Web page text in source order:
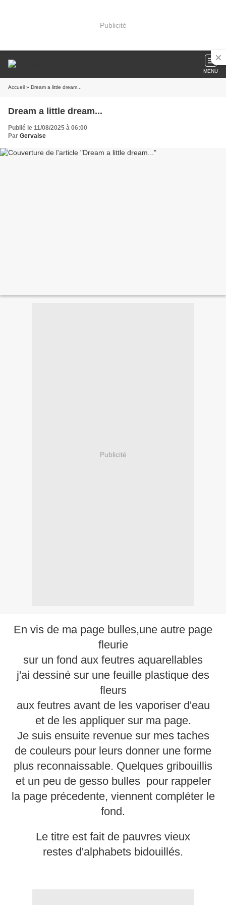
Publicité
MENU
Accueil » Dream a little dream...
Dream a little dream...
Publié le 11/08/2025 à 06:00
Par Gervaise
Publicité
En vis de ma page bulles,une autre page
fleurie
sur un fond aux feutres aquarellables
j'ai dessiné sur une feuille plastique des
fleurs
aux feutres avant de les vaporiser d'eau
et de les appliquer sur ma page.
Je suis ensuite revenue sur mes taches
de couleurs pour leurs donner une forme
plus reconnaissable. Quelques gribouillis
et un peu de gesso bulles pour rappeler
la page précedente, viennent compléter le
fond.
Le titre est fait de pauvres vieux
restes d'alphabets bidouillés.